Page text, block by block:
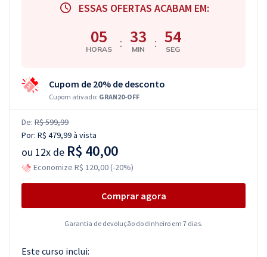
ESSAS OFERTAS ACABAM EM:
05
HORAS : 33
MIN : 54
SEG
Cupom de 20% de desconto
Cupom ativado: GRAN20-OFF
De: R$ 599,99
Por: R$ 479,99à vista
ou 12x de R$ 40,00
Economize R$ 120,00 (-20%)
Comprar agora
Garantia de devolução do dinheiro em 7 dias.
Este curso inclui: